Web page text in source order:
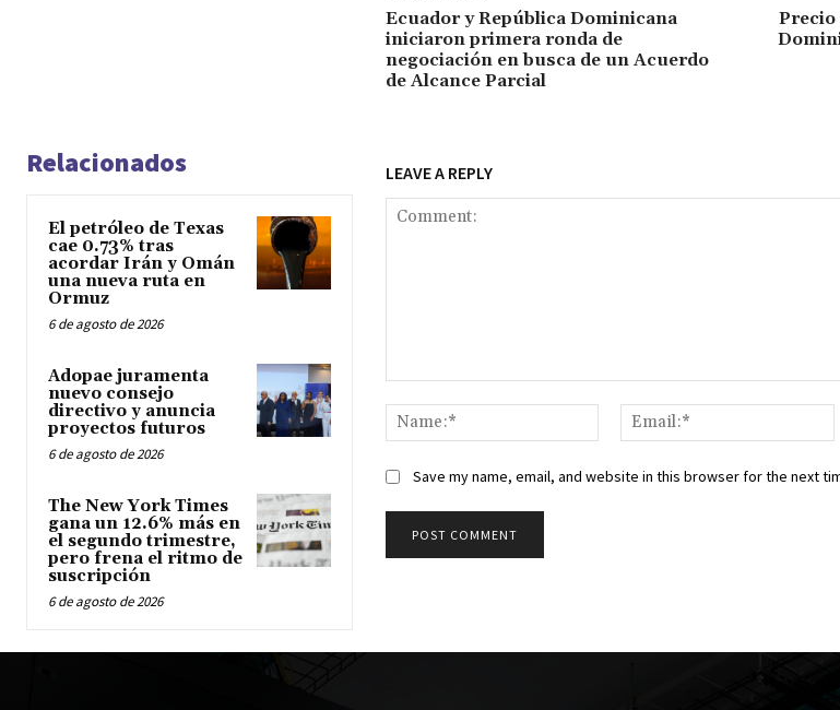
Ecuador y República Dominicana
iniciaron primera ronda de
negociación en busca de un Acuerdo
de Alcance Parcial
Precio
Relacionados
El petróleo de Texas
cae 0.73% tras
acordar Irán y Omán
una nueva ruta en
Ormuz
6 de agosto de 2026
Adopae juramenta
nuevo consejo
directivo y anuncia
proyectos futuros
6 de agosto de 2026
The New York Times
gana un 12.6% más en
el segundo trimestre,
pero frena el ritmo de
suscripción
6 de agosto de 2026
LEAVE A REPLY
Name:*
Save my name, email, and website in this browser for the next